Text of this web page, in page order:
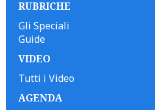
RUBRICHE
Gli Speciali
Guide
VIDEO
Tutti i Video
AGENDA